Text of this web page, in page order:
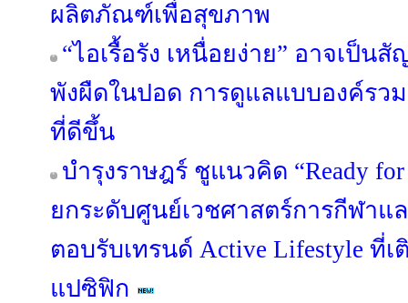
ผลิตภัณฑ์เพื่อสุขภาพ
“ไอเรื้อรัง เหนื่อยง่าย” อาจเป็
พังผืดในปอด การดูแลแบบองค์ร
ที่ดีขึ้น
บำรุงราษฎร์ ชูแนวคิด “Ready
ยกระดับศูนย์เวชศาสตร์การกีฬา
ตอบรับเทรนด์ Active Lifestyle ที่เ
แปซิฟิก